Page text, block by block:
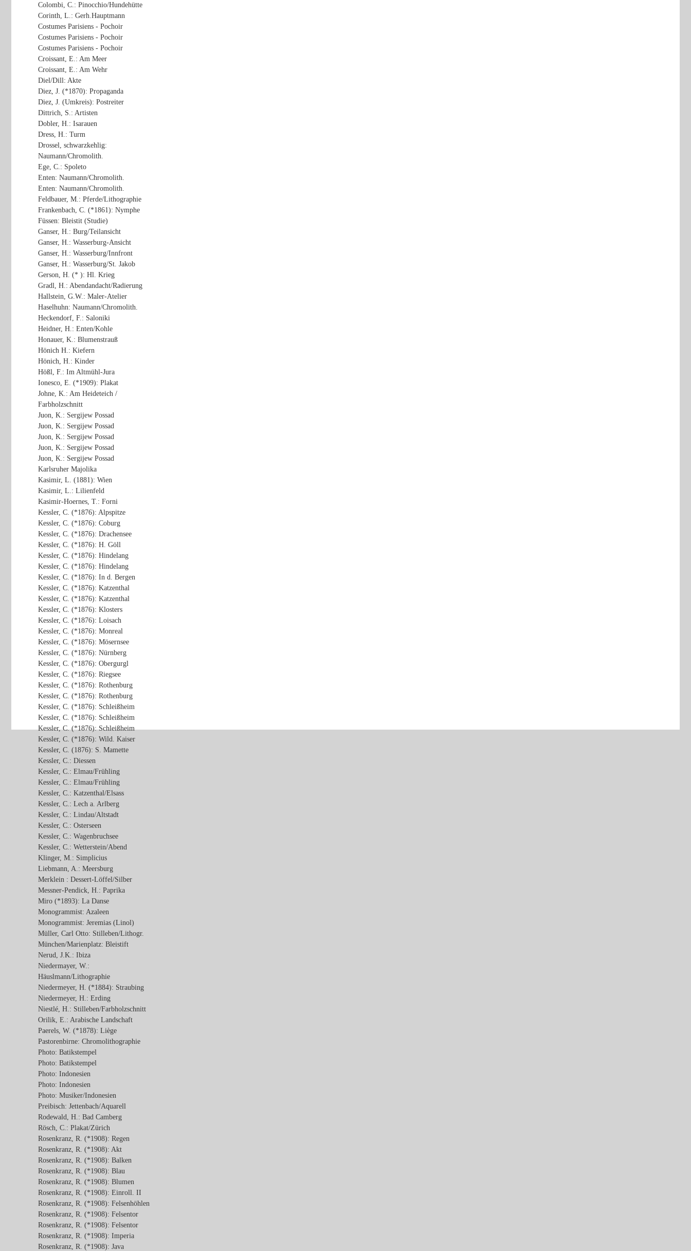
Colombi, C.: Pinocchio/Hundehütte
Corinth, L.: Gerh.Hauptmann
Costumes Parisiens - Pochoir
Costumes Parisiens - Pochoir
Costumes Parisiens - Pochoir
Croissant, E.: Am Meer
Croissant, E.: Am Wehr
Diel/Dill: Akte
Diez, J. (*1870): Propaganda
Diez, J. (Umkreis): Postreiter
Dittrich, S.: Artisten
Dobler, H.: Isarauen
Dress, H.: Turm
Drossel, schwarzkehlig:
Naumann/Chromolith.
Ege, C.: Spoleto
Enten: Naumann/Chromolith.
Enten: Naumann/Chromolith.
Feldbauer, M.: Pferde/Lithographie
Frankenbach, C. (*1861): Nymphe
Füssen: Bleistit (Studie)
Ganser, H.: Burg/Teilansicht
Ganser, H.: Wasserburg-Ansicht
Ganser, H.: Wasserburg/Innfront
Ganser, H.: Wasserburg/St. Jakob
Gerson, H. (* ): Hl. Krieg
Gradl, H.: Abendandacht/Radierung
Hallstein, G.W.: Maler-Atelier
Haselhuhn: Naumann/Chromolith.
Heckendorf, F.: Saloniki
Heidner, H.: Enten/Kohle
Honauer, K.: Blumenstrauß
Hönich H.: Kiefern
Hönich, H.: Kinder
Hößl, F.: Im Altmühl-Jura
Ionesco, E. (*1909): Plakat
Johne, K.: Am Heideteich /
Farbholzschnitt
Juon, K.: Sergijew Possad
Juon, K.: Sergijew Possad
Juon, K.: Sergijew Possad
Juon, K.: Sergijew Possad
Juon, K.: Sergijew Possad
Karlsruher Majolika
Kasimir, L. (1881): Wien
Kasimir, L.: Lilienfeld
Kasimir-Hoernes, T.: Forni
Kessler, C. (*1876): Alpspitze
Kessler, C. (*1876): Coburg
Kessler, C. (*1876): Drachensee
Kessler, C. (*1876): H. Göll
Kessler, C. (*1876): Hindelang
Kessler, C. (*1876): Hindelang
Kessler, C. (*1876): In d. Bergen
Kessler, C. (*1876): Katzenthal
Kessler, C. (*1876): Katzenthal
Kessler, C. (*1876): Klosters
Kessler, C. (*1876): Loisach
Kessler, C. (*1876): Monreal
Kessler, C. (*1876): Mösernsee
Kessler, C. (*1876): Nürnberg
Kessler, C. (*1876): Obergurgl
Kessler, C. (*1876): Riegsee
Kessler, C. (*1876): Rothenburg
Kessler, C. (*1876): Rothenburg
Kessler, C. (*1876): Schleißheim
Kessler, C. (*1876): Schleißheim
Kessler, C. (*1876): Schleißheim
Kessler, C. (*1876): Wild. Kaiser
Kessler, C. (1876): S. Mamette
Kessler, C.: Diessen
Kessler, C.: Elmau/Frühling
Kessler, C.: Elmau/Frühling
Kessler, C.: Katzenthal/Elsass
Kessler, C.: Lech a. Arlberg
Kessler, C.: Lindau/Altstadt
Kessler, C.: Osterseen
Kessler, C.: Wagenbruchsee
Kessler, C.: Wetterstein/Abend
Klinger, M.: Simplicius
Liebmann, A.: Meersburg
Merklein : Dessert-Löffel/Silber
Messner-Pendick, H.: Paprika
Miro (*1893): La Danse
Monogrammist: Azaleen
Monogrammist: Jeremias (Linol)
Müller, Carl Otto: Stilleben/Lithogr.
München/Marienplatz: Bleistift
Nerud, J.K.: Ibiza
Niedermayer, W.:
Häuslmann/Lithographie
Niedermeyer, H. (*1884): Straubing
Niedermeyer, H.: Erding
Niestlé, H.: Stilleben/Farbholzschnitt
Orilik, E.: Arabische Landschaft
Paerels, W. (*1878): Liège
Pastorenbirne: Chromolithographie
Photo: Batikstempel
Photo: Batikstempel
Photo: Indonesien
Photo: Indonesien
Photo: Musiker/Indonesien
Preibisch: Jettenbach/Aquarell
Rodewald, H.: Bad Camberg
Rösch, C.: Plakat/Zürich
Rosenkranz, R. (*1908): Regen
Rosenkranz, R. (*1908): Akt
Rosenkranz, R. (*1908): Balken
Rosenkranz, R. (*1908): Blau
Rosenkranz, R. (*1908): Blumen
Rosenkranz, R. (*1908): Einroll. II
Rosenkranz, R. (*1908): Felsenhöhlen
Rosenkranz, R. (*1908): Felsentor
Rosenkranz, R. (*1908): Felsentor
Rosenkranz, R. (*1908): Imperia
Rosenkranz, R. (*1908): Java